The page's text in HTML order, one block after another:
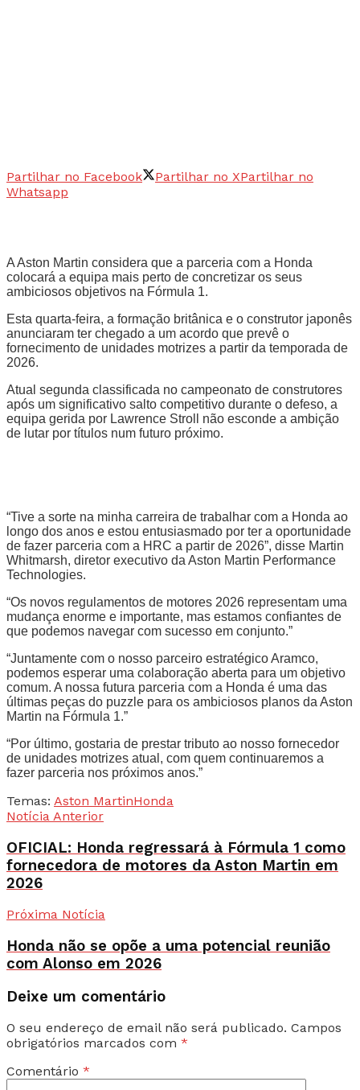
Partilhar no Facebook Partilhar no XPartilhar no
Whatsapp
A Aston Martin considera que a parceria com a Honda
colocará a equipa mais perto de concretizar os seus
ambiciosos objetivos na Fórmula 1.
Esta quarta-feira, a formação britânica e o construtor japonês
anunciaram ter chegado a um acordo que prevê o
fornecimento de unidades motrizes a partir da temporada de
2026.
Atual segunda classificada no campeonato de construtores
após um significativo salto competitivo durante o defeso, a
equipa gerida por Lawrence Stroll não esconde a ambição
de lutar por títulos num futuro próximo.
“Tive a sorte na minha carreira de trabalhar com a Honda ao
longo dos anos e estou entusiasmado por ter a oportunidade
de fazer parceria com a HRC a partir de 2026”, disse Martin
Whitmarsh, diretor executivo da Aston Martin Performance
Technologies.
“Os novos regulamentos de motores 2026 representam uma
mudança enorme e importante, mas estamos confiantes de
que podemos navegar com sucesso em conjunto.”
“Juntamente com o nosso parceiro estratégico Aramco,
podemos esperar uma colaboração aberta para um objetivo
comum. A nossa futura parceria com a Honda é uma das
últimas peças do puzzle para os ambiciosos planos da Aston
Martin na Fórmula 1.”
“Por último, gostaria de prestar tributo ao nosso fornecedor
de unidades motrizes atual, com quem continuaremos a
fazer parceria nos próximos anos.”
Temas: Aston MartinHonda
Notícia Anterior
OFICIAL: Honda regressará à Fórmula 1 como
fornecedora de motores da Aston Martin em
2026
Próxima Notícia
Honda não se opõe a uma potencial reunião
com Alonso em 2026
Deixe um comentário
O seu endereço de email não será publicado. Campos
obrigatórios marcados com *
Comentário *